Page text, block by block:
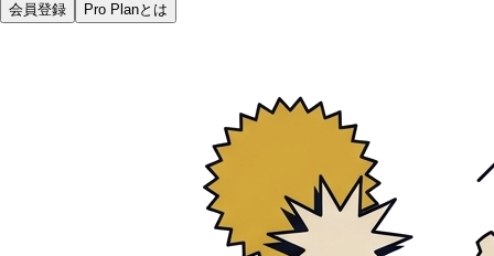
会員登録 Pro Planとは